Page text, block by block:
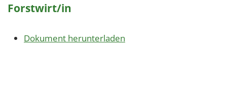
Forstwirt/in
Dokument herunterladen